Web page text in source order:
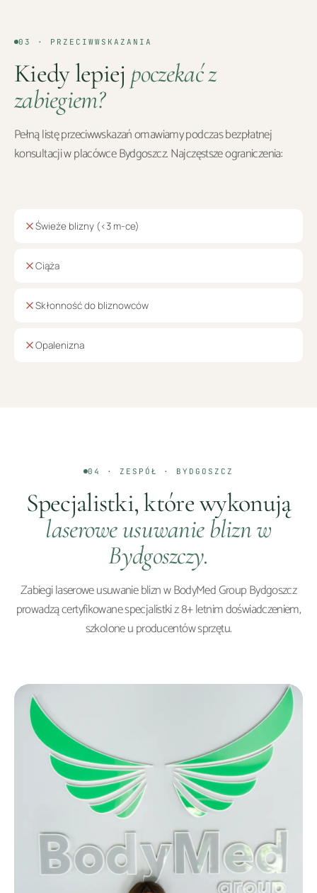
03 · PRZECIWWSKAZANIA
Kiedy lepiej poczekać z
zabiegiem?
Pełną listę przeciwwskazań omawiamy podczas bezpłatnej
konsultacji w placówceBydgoszcz. Najczęstsze ograniczenia:
Świeże blizny (<3 m-ce)
Ciąża
Skłonność do bliznowców
Opalenizna
04 · ZESPÓŁ · BYDGOSZCZ
Specjalistki, które wykonują
laserowe usuwanie bliznw
Bydgoszczy.
Zabiegilaserowe usuwanie bliznw BodyMed GroupBydgoszcz
prowadzą certyfikowane specjalistki z 8+ letnim doświadczeniem,
szkolone u producentów sprzętu.